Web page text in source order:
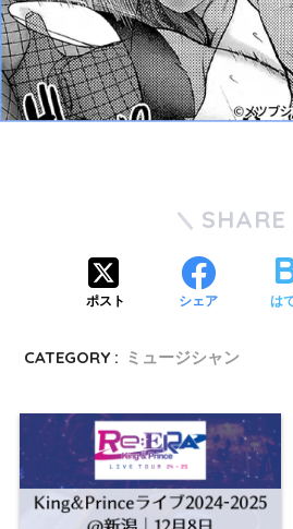
SHARE
ポスト シェア は
CATEGORY : ミュージシャン